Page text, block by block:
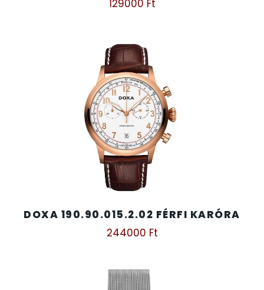
129000 Ft
DOXA 190.90.015.2.02 FÉRFI KARÓRA
244000 Ft